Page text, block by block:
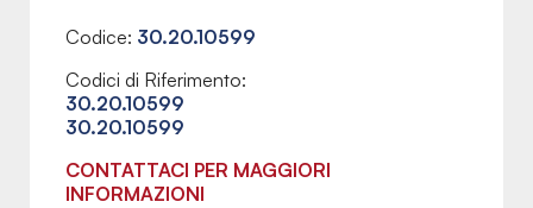
Codice: 30.20.10599
Codici di Riferimento:
30.20.10599
30.20.10599
CONTATTACI PER MAGGIORI
INFORMAZIONI